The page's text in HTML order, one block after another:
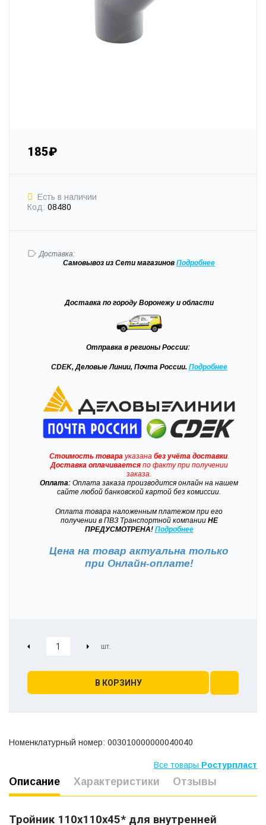
185₽
Есть в наличии
Код: 08480
Доставка:
Самовывоз из Сети магазинов Подробнее
Доставка по городу Воронежу и области
Отправка в регионы России:
CDEK, Деловые Линии, Почта России. Подробнее
Стоимость товарауказана без учёта доставки.
Доставкаоплачиваетсяпо факту при получении
заказа.
Оплата: Оплата заказа производится онлайн на нашем
сайте любой банковской картой без комиссии.
Оплата товара наложенным платежом при его
получении в ПВЗ Транспортной компанииНЕ
ПРЕДУСМОТРЕНА! Подробнее
Цена на товар актуальна только
при Онлайн-оплате!
В КОРЗИНУ
Номенклатурный номер: 003010000000040040
Все товары Ростурпласт
Описание Характеристики Отзывы
Тройник 110х110х45* для внутренней